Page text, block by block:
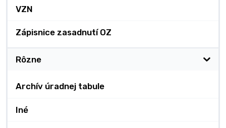
VZN
Zápisnice zasadnutí OZ
Rôzne
Archív úradnej tabule
Iné